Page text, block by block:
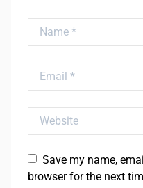
Name
Email
Website
Save my name,
browser for the next